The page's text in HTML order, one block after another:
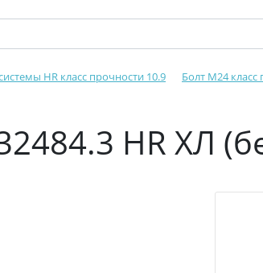
HR класс прочности 10.9
Болт М24 класс
HR ХЛ